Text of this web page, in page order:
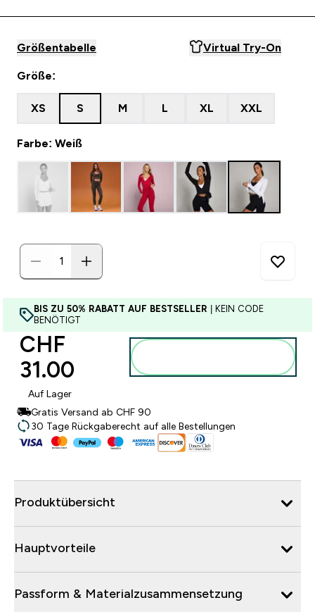
Größentabelle Virtual Try-On
Größe:
XS S M L XL XXL
Farbe: Weiß
BIS ZU 50% RABATT AUF BESTSELLER | KEIN CODE
BENÖTIGT
CHF
31.00‎
Auf Lager
Gratis Versand ab CHF 90
30 Tage Rückgaberecht auf alle Bestellungen
Produktübersicht
Hauptvorteile
Passform & Materialzusammensetzung